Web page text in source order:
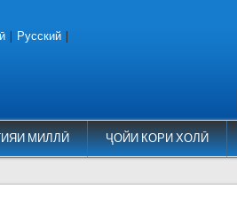
МИЛЛӢ ҶОЙИ КОРИ ХОЛӢ
Русский